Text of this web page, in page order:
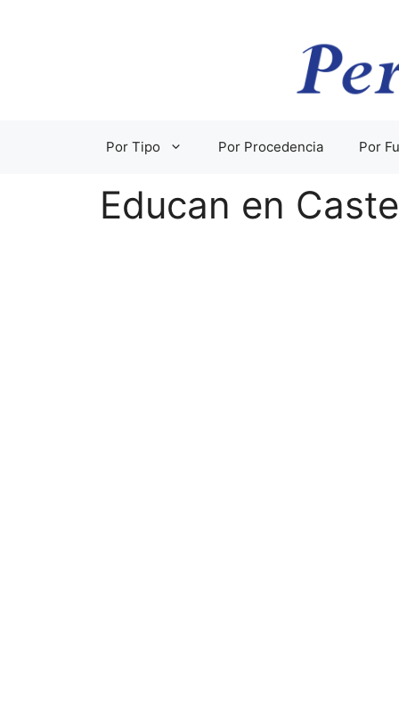
Por Tipo Por Procedencia Por
Educan en